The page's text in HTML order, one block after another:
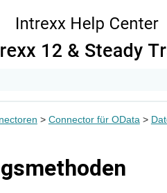
Zu Hauptinhalt springen
> Connector für OData >